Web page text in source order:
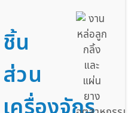
ชิ้น
ส่วน